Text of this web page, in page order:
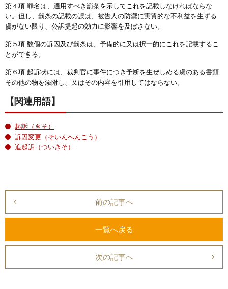
第４項 罪名は、適用すべき罰条を示してこれを記載しなければならな
い。但し、罰条の記載の誤は、被告人の防禦に実質的な不利益を生ずる
虞がない限り、公訴提起の効力に影響を及ぼさない。
第５項 数個の訴因及び罰条は、予備的に又は択一的にこれを記載するこ
とができる。
第６項 起訴状には、裁判官に事件につき予断を生ぜしめる虞のある書類
その他の物を添附し、又はその内容を引用してはならない。
【関連用語】
起訴（きそ）
訴因変更（そいんへんこう）
追起訴（ついきそ）
前の記事へ
一覧へ戻る
次の記事へ